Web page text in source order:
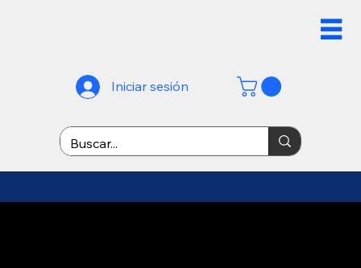
Iniciar sesión